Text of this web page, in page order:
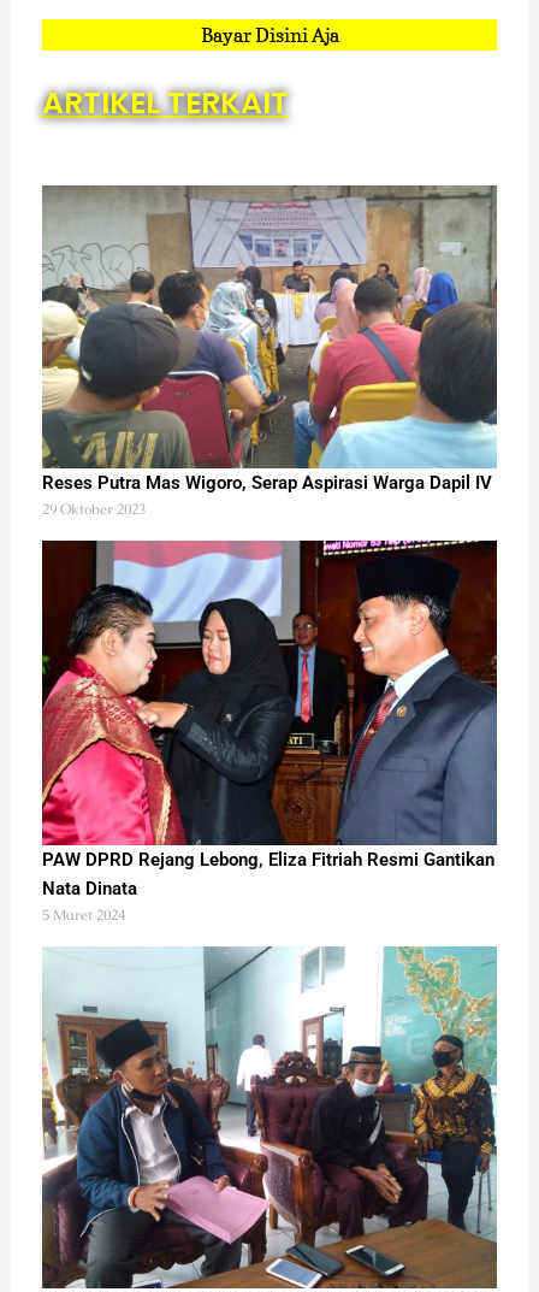
Bayar Disini Aja
ARTIKEL TERKAIT
Reses Putra Mas Wigoro, Serap Aspirasi Warga Dapil IV
29 Oktober 2023
PAW DPRD Rejang Lebong, Eliza Fitriah Resmi Gantikan
Nata Dinata
5 Maret 2024